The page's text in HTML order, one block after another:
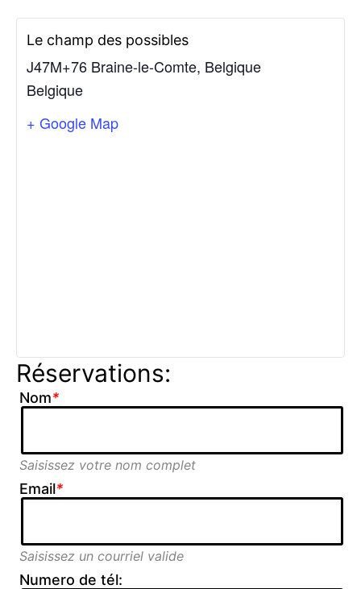
Le champ des possibles
J47M+76 Braine-le-Comte, Belgique
Belgique
+ Google Map
Réservations:
Nom*
Saisissez votre nom complet
Email*
Saisissez un courriel valide
Numero de tél: